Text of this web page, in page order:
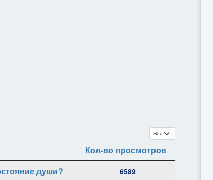
Кол-во строк:
Кол-во просмотров
души?
6589